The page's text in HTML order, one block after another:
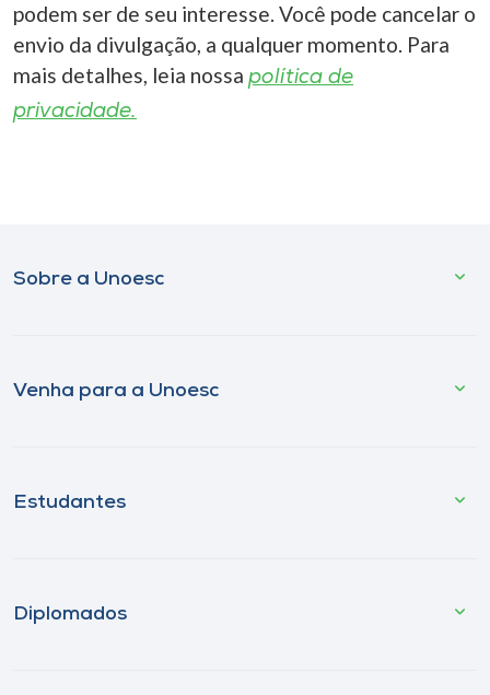
podem ser de seu interesse. Você pode cancelar o
envio da divulgação, a qualquer momento. Para
mais detalhes, leia nossa política de
privacidade.
Sobre a Unoesc
Venha para a Unoesc
Estudantes
Diplomados